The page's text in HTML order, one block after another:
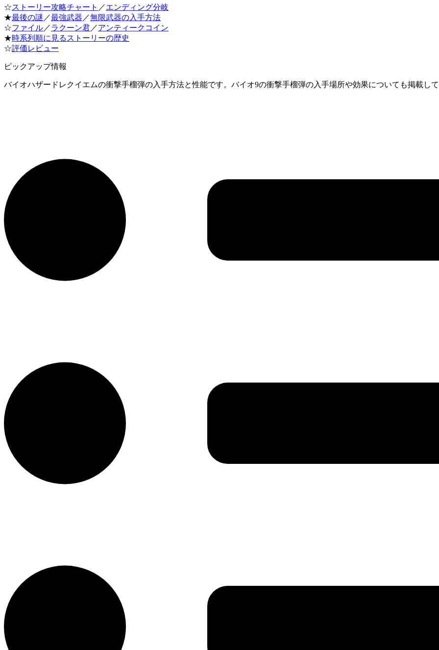
☆ストーリー攻略チャート ／エンディング分岐
★最後の謎 ／最強武器 ／無限武器の入手方法
☆ファイル／ラクーン君／アンティークコイン
★時系列順に見るストーリーの歴史
☆評価レビュー
ピックアップ情報
バイオハザードレクイエムの衝撃手榴弾の入手方法と性能です。バイオ9の衝撃手榴弾の入手場所や効果についても掲載して